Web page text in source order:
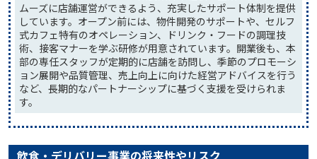
ムーズに店舗運営ができるよう、充実したサポート体制を提供
しています。オープン前には、物件開発のサポートや、セルフ
式カフェ特有のオペレーション、ドリンク・フードの調理技
術、接客マナーを学ぶ研修が用意されています。開業後も、本
部の専任スタッフが定期的に店舗を訪問し、季節のプロモーシ
ョン展開や品質管理、売上向上に向けた経営アドバイスを行う
など、長期的なパートナーシップに基づく支援を受けられま
す。
飲食・デリバリー事業の将来性やリスク